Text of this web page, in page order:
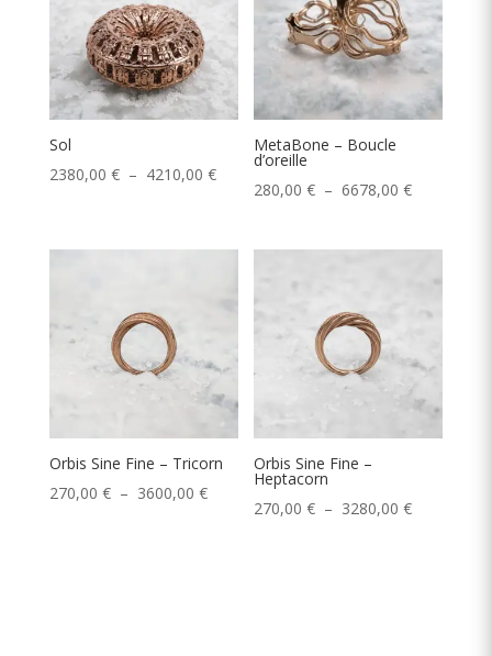
8750,00 €
6678,00 €
Sol
2380,00 € – 4210,00 €Plage
MetaBone – Boucle
d’oreille
280,00€ – 6678,00€Plage
prix :
Orbis Sine Fine – Tricorn
270,00 € – 3600,00 €Plage
Orbis Sine Fine –
Heptacorn
270,00€ – 3280,00€Plage